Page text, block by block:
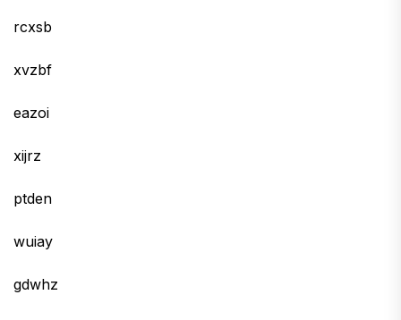
rcxsb
xvzbf
eazoi
xijrz
ptden
wuiay
gdwhz